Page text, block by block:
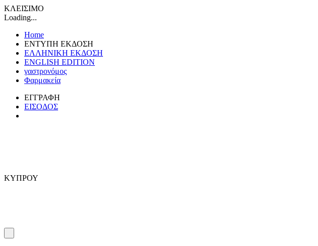
ΚΛΕΙΣΙΜΟ
Loading...
Home
ΕΝΤΥΠΗ ΕΚΔΟΣΗ
ΕΛΛΗΝΙΚΗ ΕΚΔΟΣΗ
ENGLISH EDITION
γαστρονόμος
Φαρμακεία
ΕΓΓΡΑΦΗ
ΕΙΣΟΔΟΣ
ΚΥΠΡΟΥ